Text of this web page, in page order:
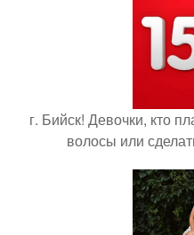
г. Бийск! Девочки, кто
волосы или